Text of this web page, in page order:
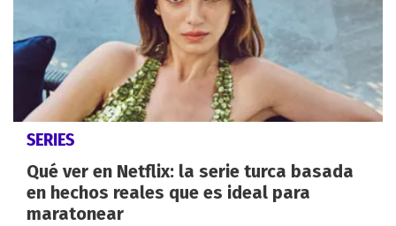
SERIES
Qué ver en Netflix: la serie turca basada
en hechos reales que es ideal para
maratonear